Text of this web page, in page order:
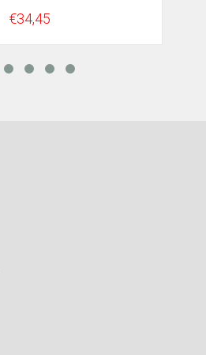
€34,45